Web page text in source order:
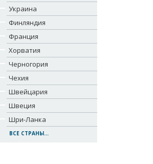
Украина
Финляндия
Франция
Хорватия
Черногория
Чехия
Швейцария
Швеция
Шри-Ланка
ВСЕ СТРАНЫ...